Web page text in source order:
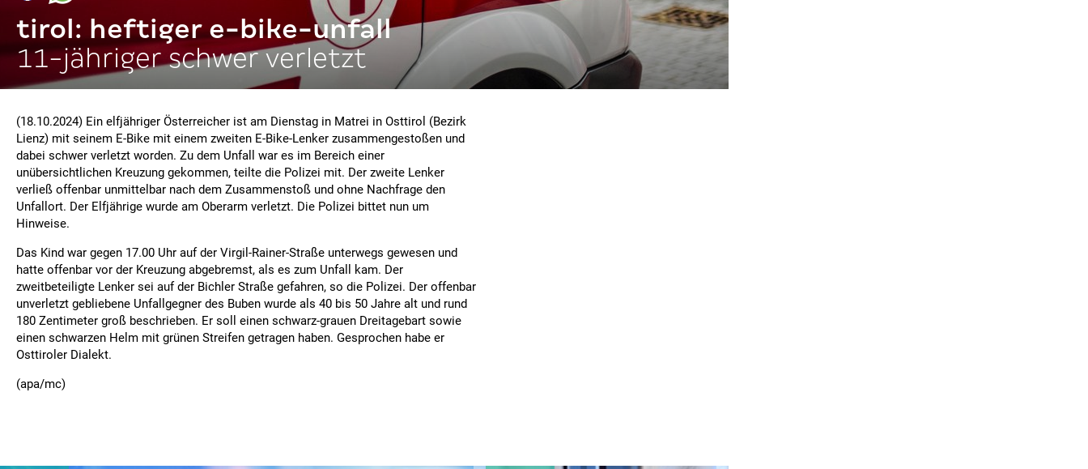
tirol: heftiger e-bike-unfall
11-jähriger schwer verletzt
(18.10.2024) Ein elfjähriger Österreicher ist am Dienstag in Matrei in Osttirol (Bezirk
Lienz) mit seinem E-Bike mit einem zweiten E-Bike-Lenker zusammengestoßen und
dabei schwer verletzt worden. Zu dem Unfall war es im Bereich einer
unübersichtlichen Kreuzung gekommen, teilte die Polizei mit. Der zweite Lenker
verließ offenbar unmittelbar nach dem Zusammenstoß und ohne Nachfrage den
Unfallort. Der Elfjährige wurde am Oberarm verletzt. Die Polizei bittet nun um
Hinweise.
Das Kind war gegen 17.00 Uhr auf der Virgil-Rainer-Straße unterwegs gewesen und
hatte offenbar vor der Kreuzung abgebremst, als es zum Unfall kam. Der
zweitbeteiligte Lenker sei auf der Bichler Straße gefahren, so die Polizei. Der offenbar
unverletzt gebliebene Unfallgegner des Buben wurde als 40 bis 50 Jahre alt und rund
180 Zentimeter groß beschrieben. Er soll einen schwarz-grauen Dreitagebart sowie
einen schwarzen Helm mit grünen Streifen getragen haben. Gesprochen habe er
Osttiroler Dialekt.
(apa/mc)